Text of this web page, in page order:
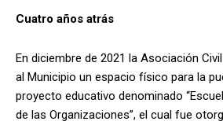
Cuatro años atrás
En diciembre de 2021 la Asociación
al Municipio un espacio físico para la
proyecto educativo denominado
de las Organizaciones”, el cual fue